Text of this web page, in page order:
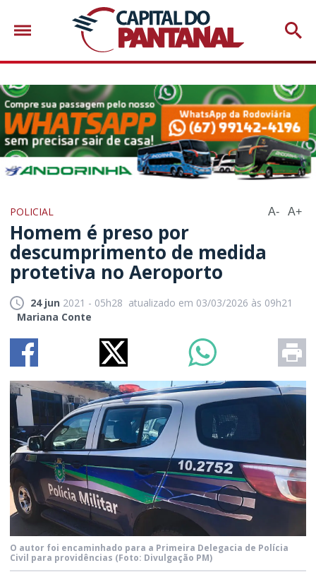
POLICIAL A- A+
Homem é preso por
descumprimento de medida
protetiva no Aeroporto
24 jun 2021 - 05h28 atualizado em 03/03/2026 às 09h21
Mariana Conte
O autor foi encaminhado para a Primeira Delegacia de Polícia
Civil para providências (Foto: Divulgação PM)